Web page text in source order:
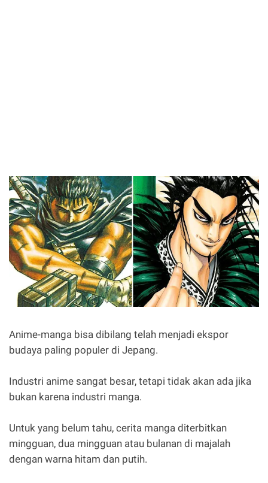
Anime-manga bisa dibilang telah menjadi ekspor
budaya paling populer di Jepang.
Industri anime sangat besar, tetapi tidak akan ada jika
bukan karena industri manga.
Untuk yang belum tahu, cerita manga diterbitkan
mingguan, dua mingguan atau bulanan di majalah
dengan warna hitam dan putih.